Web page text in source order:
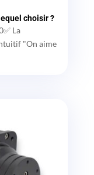
choisir ?
La
"On aime